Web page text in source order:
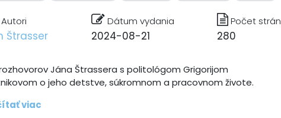
Autori
Štrasser
Dátum vydania
2024-08-21
Počet strán
280
Jána Štrassera s politológom Grigorijom
o jeho detstve, súkromnom a pracovnom živote.
viac